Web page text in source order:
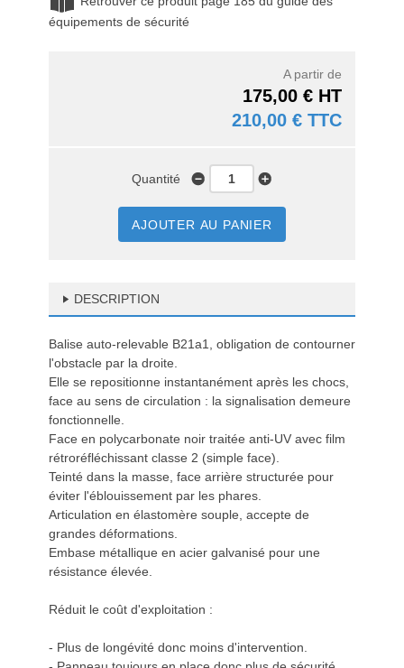
équipements de sécurité
A partir de
175,00 € HT
210,00 € TTC
Quantité
AJOUTER AU PANIER
DESCRIPTION
Balise auto-relevable B21a1, obligation de contourner
l'obstacle par la droite.
Elle se repositionne instantanément après les chocs,
face au sens de circulation : la signalisation demeure
fonctionnelle.
Face en polycarbonate noir traitée anti-UV avec film
rétroréfléchissant classe 2 (simple face).
Teinté dans la masse, face arrière structurée pour
éviter l'éblouissement par les phares.
Articulation en élastomère souple, accepte de
grandes déformations.
Embase métallique en acier galvanisé pour une
résistance élevée.
Réduit le coût d'exploitation :
- Plus de longévité donc moins d'intervention.